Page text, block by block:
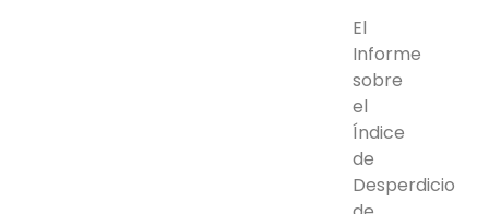
El
Informe
sobre
el
Índice
de
Desperdicio